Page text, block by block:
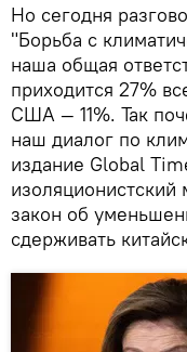
Но сегодня
"Борьба с
наша общая
приходится 27%
США — 11%. Так
наш диалог по
издание Global
изоляционистский
закон об
сдерживать